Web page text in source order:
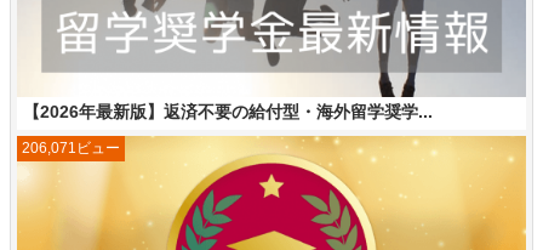
【2026年最新版】返済不要の給付型・海外留学奨学...
206,071ビュー